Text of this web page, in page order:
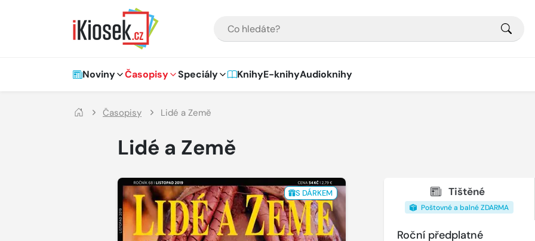
Hlavní navigace
Noviny Časopisy Speciály KnihyE-knihyAudioknihy
Časopisy Lidé a Země
Lidé a Země
S DÁRKEM Tištěné
Poštovné a balné ZDARMA
Roční předplatné